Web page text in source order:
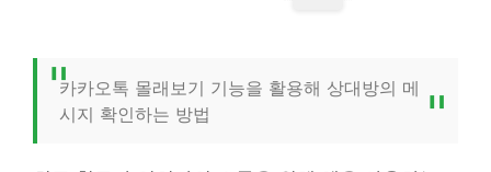
카카오톡 몰래보기 기능을 활용해 상대방의 메
시지 확인하는 방법